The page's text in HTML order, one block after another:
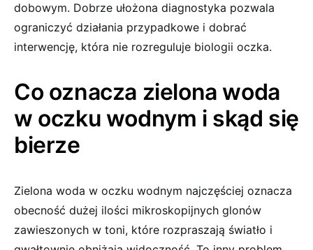
dobowym. Dobrze ułożona diagnostyka pozwala
ograniczyć działania przypadkowe i dobrać
interwencję, która nie rozreguluje biologii oczka.
Co oznacza zielona woda
w oczku wodnym i skąd się
bierze
Zielona woda w oczku wodnym najczęściej oznacza
obecność dużej ilości mikroskopijnych glonów
zawieszonych w toni, które rozpraszają światło i